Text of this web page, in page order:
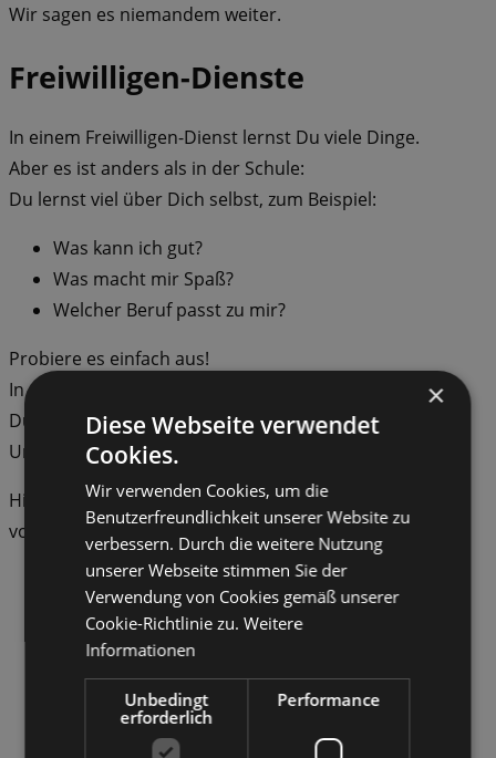
Wir sagen es niemandem weiter.
Freiwilligen-Dienste
In einem Freiwilligen-Dienst lernst Du viele Dinge.
Aber es ist anders als in der Schule:
Du lernst viel über Dich selbst, zum Beispiel:
Was kann ich gut?
Was macht mir Spaß?
Welcher Beruf passt zu mir?
Probiere es einfach aus!
In einem Freiwilligen-Dienst tust Du Gutes:
Du hilfst anderen Menschen.
Und du findest neue Freunde.
Hier kommst Du auf die Seite
von den
Freiwilligen-Diensten.
Sie Fragen
Wir Antworten
×
Diese Webseite verwendet
Cookies.
Wir verwenden Cookies, um die
Benutzerfreundlichkeit unserer Website zu
verbessern. Durch die weitere Nutzung
unserer Webseite stimmen Sie der
Verwendung von Cookies gemäß unserer
Cookie-Richtlinie zu.Weitere
Informationen
Unbedingt
erforderlich
Performance